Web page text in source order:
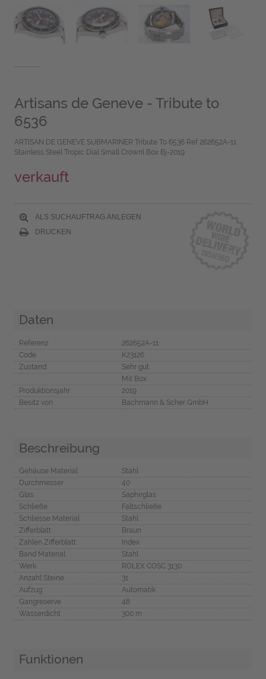
Artisans de Geneve - Tribute to
6536
ARTISAN DE GENEVE SUBMARINER Tribute To 6536 Ref 262652A-11
Stainless Steel Tropic Dial Small Crownl Box Bj-2019
verkauft
ALS SUCHAUFTRAG ANLEGEN
DRUCKEN
Daten
Referenz
262652A-11
Code
K23126
Zustand
Sehr gut
Mit Box
Produktionsjahr
2019
Besitz von
Bachmann & Scher GmbH
Beschreibung
Gehäuse Material
Stahl
Durchmesser
40
Glas
Saphirglas
Schließe
Faltschließe
Schliesse Material
Stahl
Zifferblatt
Braun
Zahlen Zifferblatt
Index
Band Material
Stahl
Werk
ROLEX COSC 3130
Anzahl Steine
31
Aufzug
Automatik
Gangreserve
48
Wasserdicht
300 m
Funktionen